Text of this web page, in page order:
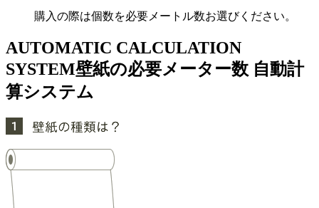
購入の際は個数を必要メートル数お選びください。
AUTOMATIC CALCULATION
SYSTEM壁紙の必要メーター数 自動計
算システム